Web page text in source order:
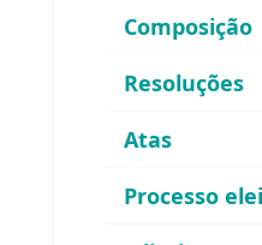
Composição
Resoluções
Atas
Processo